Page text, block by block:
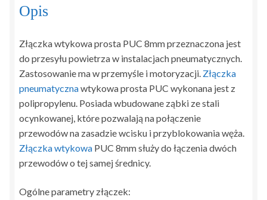
Opis
Złączka wtykowa prosta PUC 8mm przeznaczona jest
do przesyłu powietrza w instalacjach pneumatycznych.
Zastosowanie ma w przemyśle i motoryzacji. Złączka
pneumatycznawtykowa prosta PUC wykonana jest z
polipropylenu. Posiada wbudowane ząbki ze stali
ocynkowanej, które pozwalają na połączenie
przewodów na zasadzie wcisku i przyblokowania węża.
Złączka wtykowa PUC 8mm służy do łączenia dwóch
przewodów o tej samej średnicy.
Ogólne parametry złączek: